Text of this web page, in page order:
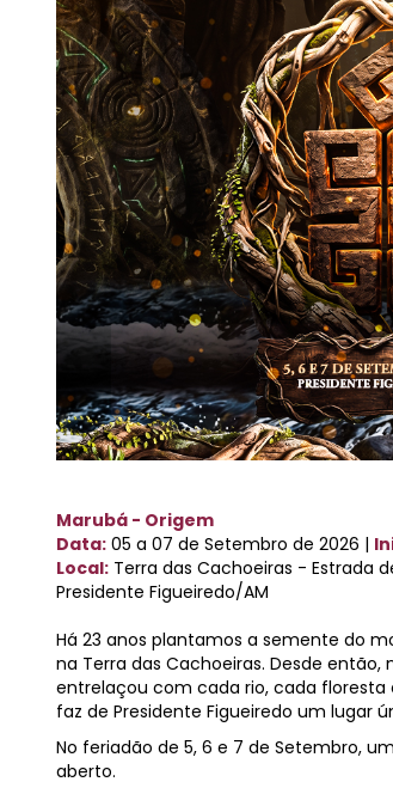
Marubá - Origem
Data: 05 a 07 de Setembro de 2026 |
Local: Terra das Cachoeiras - Estrada
Presidente Figueiredo/AM
Há 23 anos plantamos a semente do
na Terra das Cachoeiras. Desde então,
entrelaçou com cada rio, cada floresta
faz de Presidente Figueiredo um lugar
No feriadão de 5, 6 e 7 de Setembro,
aberto.